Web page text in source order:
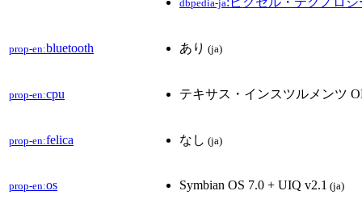
dbpedia-ja
prop-en:bluetooth あり (ja)
prop-en:cpu テキサス・インスツルメンツ
prop-en:felica なし (ja)
prop-en:os Symbian OS 7.0 + UIQ v2.1 (ja)